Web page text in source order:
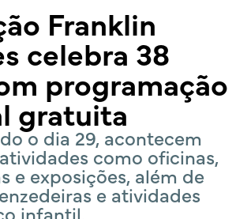
Franklin
celebra 38
programação
gratuita
o dia 29, acontecem
como oficinas,
e exposições, além de
e atividades
infantil.